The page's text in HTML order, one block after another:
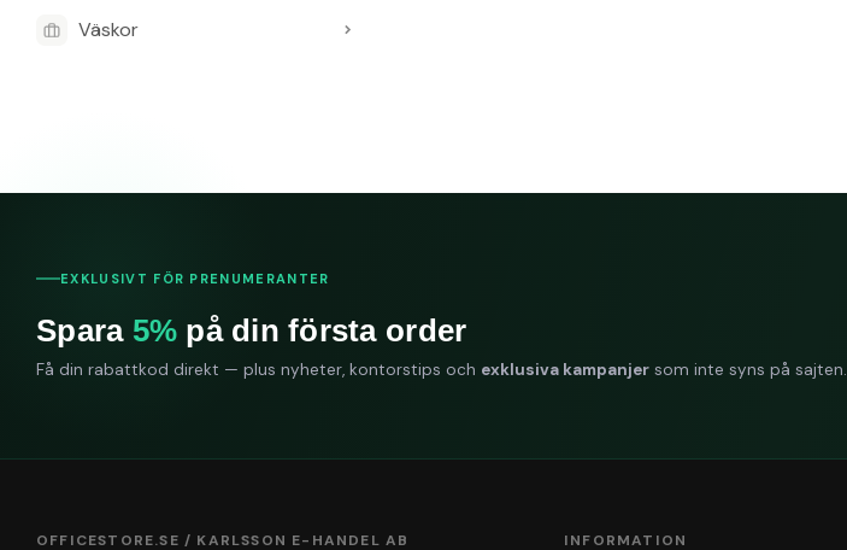
Väskor
OFFICESTORE.SE / KARLSSON E-HANDEL AB INFORMATION
EXKLUSIVT FÖR PRENUMERANTER
Spara 5% på din första order
Få din rabattkod direkt — plus nyheter, kontorstips och exklusiva kampanjer som inte syns på sajten.